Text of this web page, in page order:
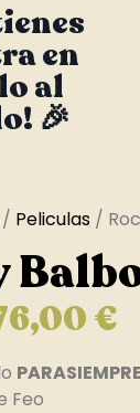
en
al
🎉
/ Peliculas /
€
PARASIEMPRE
Feo